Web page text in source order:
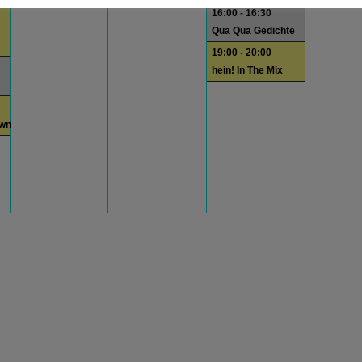
16:00 - 16:30
Qua Qua Gedichte
19:00 - 20:00
hein! In The Mix